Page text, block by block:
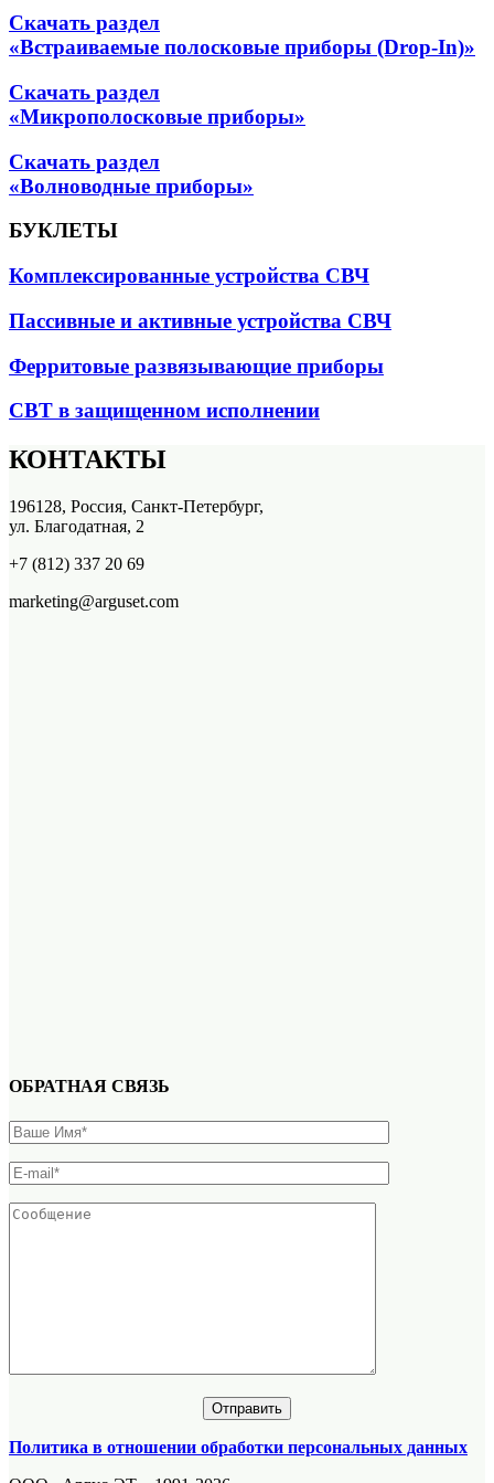
Скачать раздел
«Встраиваемые полосковые приборы (Drop-In)»
Скачать раздел
«Микрополосковые приборы»
Скачать раздел
«Волноводные приборы»
БУКЛЕТЫ
Комплексированные устройства СВЧ
Пассивные и активные устройства СВЧ
Ферритовые развязывающие приборы
СВТ в защищенном исполнении
КОНТАКТЫ
196128, Россия, Санкт-Петербург,
ул. Благодатная, 2
+7 (812) 337 20 69
marketing@arguset.com
ОБРАТНАЯ СВЯЗЬ
Политика в отношении обработки персональных данных